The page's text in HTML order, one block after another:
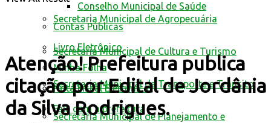
Conselho Municipal de Saúde
Contas Públicas
Livro Eletrônico
Minha Folha
Nota Fiscal Eletrônica
Fale com a prefeitura
Secretaria Municipal de Agropecuária
Secretaria Municipal de Cultura e Turismo
Secretaria Municipal de Transporte e Trânsito
Secretaria Municipal de Planejamento e
Atenção! Prefeitura publica
citação por Edital de Jordânia
da Silva Rodrigues.